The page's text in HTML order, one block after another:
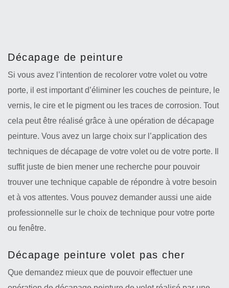
Décapage de peinture
Si vous avez l’intention de recolorer votre volet ou votre
porte, il est important d’éliminer les couches de peinture, le
vernis, le cire et le pigment ou les traces de corrosion. Tout
cela peut être réalisé grâce à une opération de décapage
peinture. Vous avez un large choix sur l’application des
techniques de décapage de votre volet ou de votre porte. Il
suffit juste de bien mener une recherche pour pouvoir
trouver une technique capable de répondre à votre besoin
et à vos attentes. Vous pouvez demander aussi une aide
professionnelle sur le choix de technique pour votre porte
ou fenêtre.
Décapage peinture volet pas cher
Que demandez mieux que de pouvoir effectuer une